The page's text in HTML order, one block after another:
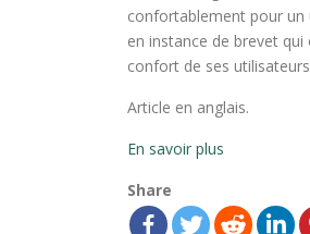
confortablement pour un
en instance de brevet
confort de ses
Article en anglais.
En savoir plus
Share